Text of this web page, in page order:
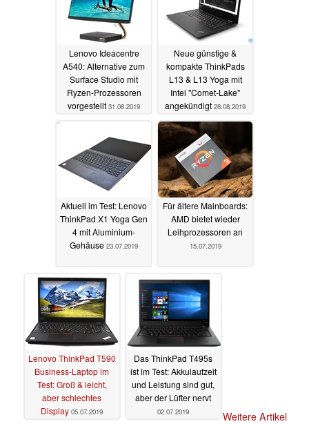
Lenovo Ideacentre
A540: Alternative zum
Surface Studio mit
Ryzen-Prozessoren
vorgestellt 31.08.2019
Neue günstige &
kompakte ThinkPads
L13 & L13 Yoga mit
Intel "Comet-Lake"
angekündigt 28.08.2019
Aktuell im Test: Lenovo
ThinkPad X1 Yoga Gen
4 mit Aluminium-
Gehäuse 23.07.2019
Für ältere Mainboards:
AMD bietet wieder
Leihprozessoren an
15.07.2019
Lenovo ThinkPad T590
Business-Laptop im
Test: Groß & leicht,
aber schlechtes
Display 05.07.2019
Das ThinkPad T495s
ist im Test: Akkulaufzeit
und Leistung sind gut,
aber der Lüfter nervt
02.07.2019
Weitere Artikel